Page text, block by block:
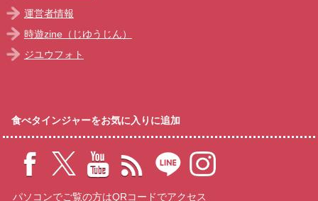
運営者情報
時遊zine（じゆうじん）
ジユウフォト
食べタインジャーをお気に入りに追加
パソコンでご覧の方はQRコードでアクセス